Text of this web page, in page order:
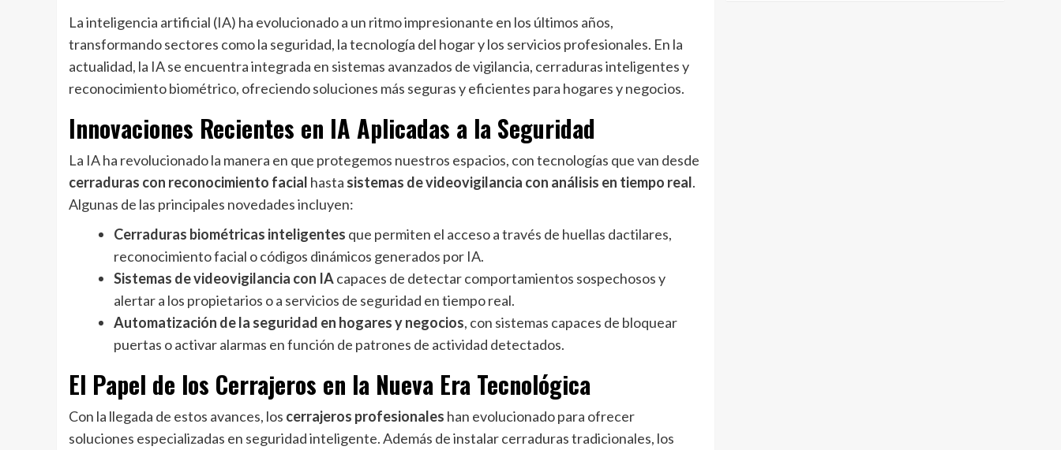
La inteligencia artificial (IA) ha evolucionado a un ritmo impresionante en los últimos años,
transformando sectores como la seguridad, la tecnología del hogar y los servicios profesionales. En la
actualidad, la IA se encuentra integrada en sistemas avanzados de vigilancia, cerraduras inteligentes y
reconocimiento biométrico, ofreciendo soluciones más seguras y eficientes para hogares y negocios.
Innovaciones Recientes en IA Aplicadas a la Seguridad
La IA ha revolucionado la manera en que protegemos nuestros espacios, con tecnologías que van desde
cerraduras con reconocimiento facial hasta sistemas de videovigilancia con análisis en tiempo real.
Algunas de las principales novedades incluyen:
Cerraduras biométricas inteligentes que permiten el acceso a través de huellas dactilares,
reconocimiento facial o códigos dinámicos generados por IA.
Sistemas de videovigilancia con IAcapaces de detectar comportamientos sospechosos y
alertar a los propietarios o a servicios de seguridad en tiempo real.
Automatización de la seguridad en hogares y negocios, con sistemas capaces de bloquear
puertas o activar alarmas en función de patrones de actividad detectados.
El Papel de los Cerrajeros en la Nueva Era Tecnológica
Con la llegada de estos avances, los cerrajeros profesionales han evolucionado para ofrecer
soluciones especializadas en seguridad inteligente. Además de instalar cerraduras tradicionales, los